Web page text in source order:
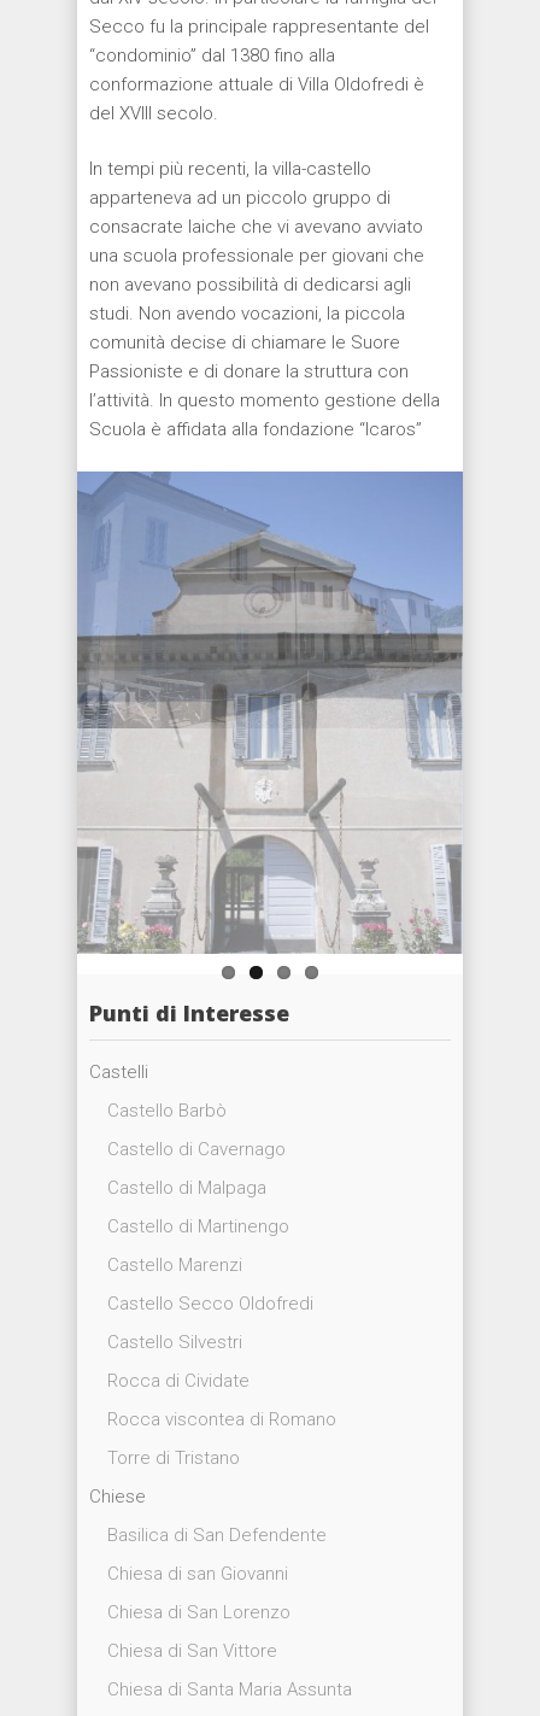
Secco fu la principale rappresentante del
“condominio” dal 1380 fino alla
conformazione attuale di Villa Oldofredi è
del XVIII secolo.
In tempi più recenti, la villa-castello
apparteneva ad un piccolo gruppo di
consacrate laiche che vi avevano avviato
una scuola professionale per giovani che
non avevano possibilità di dedicarsi agli
studi. Non avendo vocazioni, la piccola
comunità decise di chiamare le Suore
Passioniste e di donare la struttura con
l’attività. In questo momento gestione della
Scuola è affidata alla fondazione “Icaros”
Punti di Interesse
Castelli
Castello Barbò
Castello di Cavernago
Castello di Malpaga
Castello di Martinengo
Castello Marenzi
Castello Secco Oldofredi
Castello Silvestri
Rocca di Cividate
Rocca viscontea di Romano
Torre di Tristano
Chiese
Basilica di San Defendente
Chiesa di san Giovanni
Chiesa di San Lorenzo
Chiesa di San Vittore
Chiesa di Santa Maria Assunta